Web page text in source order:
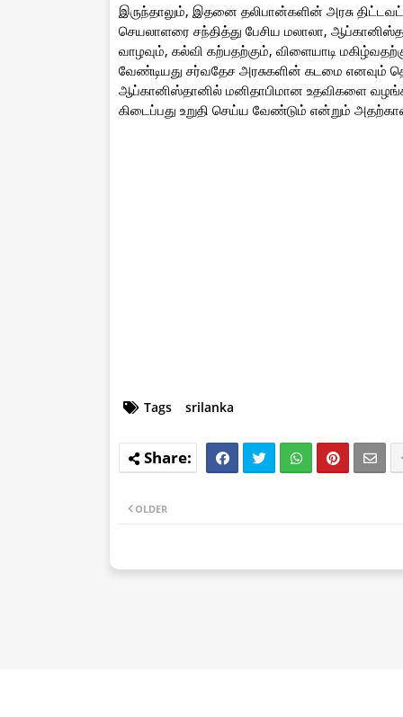
இருந்தாலும், இதனை தலிபான்களின் அரசு
செயலாளரை சந்தித்து பேசிய மலாலா,
வாழவும், கல்வி கற்பதற்கும், விளையாடி
வேண்டியது சர்வதேச அரசுகளின் கடமை எனவும்
ஆப்கானிஸ்தானில் மனிதாபிமான உதவிகளை
கிடைப்பது உறுதி செய்ய வேண்டும் என்றும்
Tags srilanka
OLDER